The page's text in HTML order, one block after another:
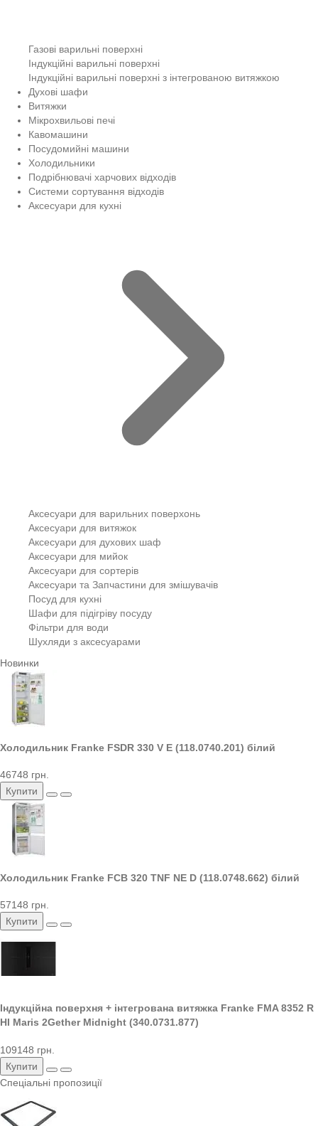
Газові варильні поверхні
Індукційні варильні поверхні
Індукційні варильні поверхні з інтегрованою витяжкою
Духові шафи
Витяжки
Мікрохвильові печі
Кавомашини
Посудомийні машини
Холодильники
Подрібнювачі харчових відходів
Системи сортування відходів
Аксесуари для кухні
Аксесуари для варильних поверхонь
Аксесуари для витяжок
Аксесуари для духових шаф
Аксесуари для мийок
Аксесуари для сортерів
Аксесуари та Запчастини для змішувачів
Посуд для кухні
Шафи для підігріву посуду
Фільтри для води
Шухляди з аксесуарами
Новинки
Холодильник Franke FSDR 330 V E (118.0740.201) білий
46748 грн.
Купити
Холодильник Franke FCB 320 TNF NE D (118.0748.662) білий
57148 грн.
Купити
Індукційна поверхня + інтегрована витяжка Franke FMA 8352 R
HI Maris 2Gether Midnight (340.0731.877)
109148 грн.
Купити
Спеціальні пропозиції